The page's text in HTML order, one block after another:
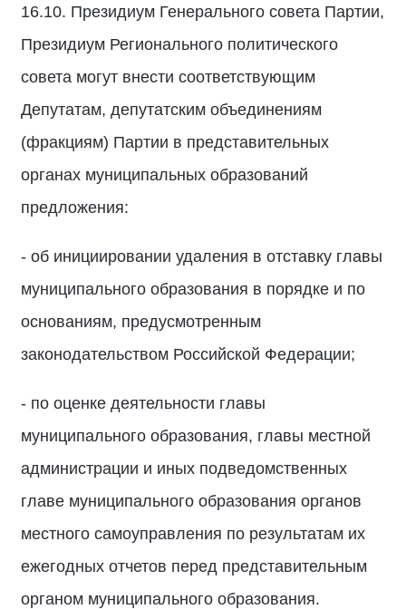
16.10. Президиум Генерального совета Партии,
Президиум Регионального политического
совета могут внести соответствующим
Депутатам, депутатским объединениям
(фракциям) Партии в представительных
органах муниципальных образований
предложения:
- об инициировании удаления в отставку главы
муниципального образования в порядке и по
основаниям, предусмотренным
законодательством Российской Федерации;
- по оценке деятельности главы
муниципального образования, главы местной
администрации и иных подведомственных
главе муниципального образования органов
местного самоуправления по результатам их
ежегодных отчетов перед представительным
органом муниципального образования.